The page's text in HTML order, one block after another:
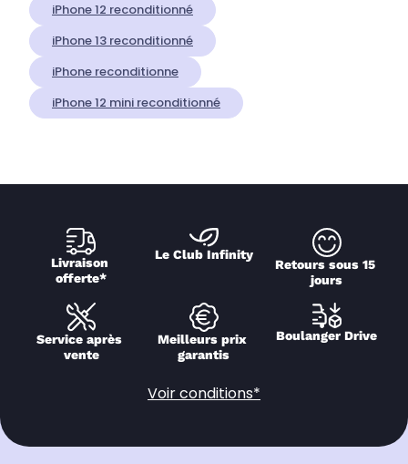
iPhone 12 reconditionné
iPhone 13 reconditionné
iPhone reconditionne
iPhone 12 mini reconditionné
Livraison
offerte*
Le Club Infinity
Retours sous 15
jours
Service après
vente
Meilleurs prix
garantis
Boulanger Drive
Voir conditions*